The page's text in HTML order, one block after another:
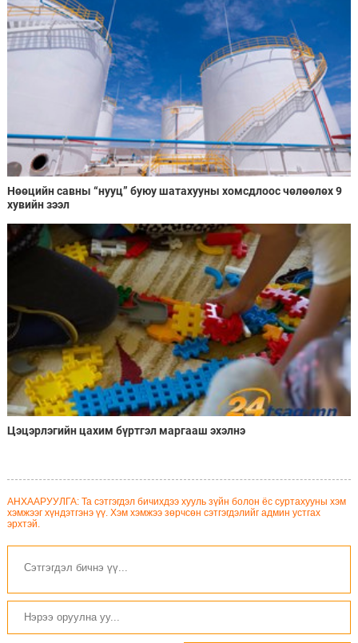
Нөөцийн савны “нууц” буюу шатахууны хомсдлоос чөлөөлөх 9
хувийн зээл
Цэцэрлэгийн цахим бүртгэл маргааш эхэлнэ
АНХААРУУЛГА: Та сэтгэгдэл бичихдээ хууль зүйн болон ёс суртахууны хэм
хэмжээг хүндэтгэнэ үү. Хэм хэмжээ зөрчсөн сэтгэгдэлийг админ устгах
эрхтэй.